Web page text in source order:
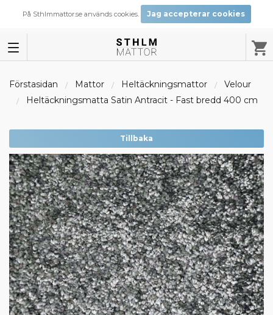
På Sthlmmattor.se används cookies. Jag accepterar cookies
Förstasidan Mattor Heltäckningsmattor
Velour
Heltäckningsmatta Satin Antracit - Fast bredd 400 cm
Tillbaka